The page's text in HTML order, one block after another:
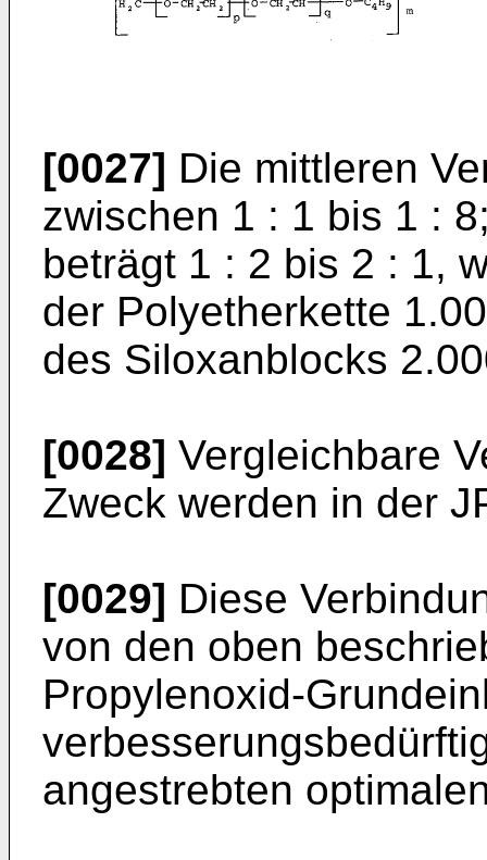
[0027] Die mittleren
zwischen 1 : 1 bis 1 :
beträgt 1 : 2 bis 2 : 1,
der Polyetherkette
des Siloxanblocks
[0028] Vergleichbare
Zweck werden in der
[0029] Diese
von den oben
Propylenoxid-
angestrebten